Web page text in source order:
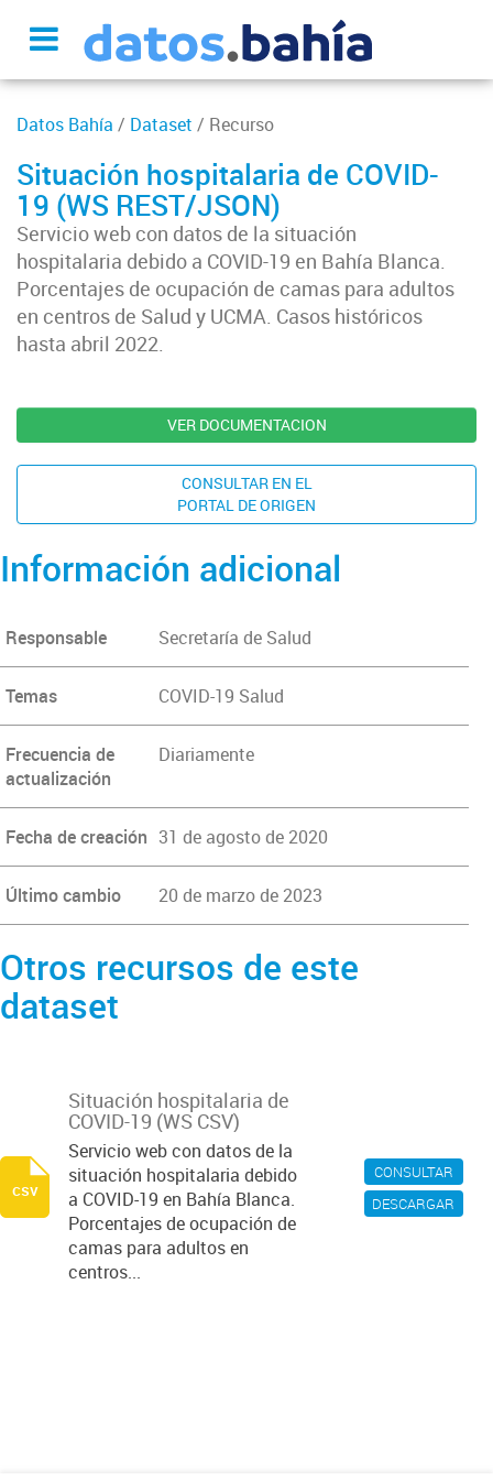
Datos Bahía / Dataset / Recurso
Situación hospitalaria de COVID-
19 (WS REST/JSON)
Servicio web con datos de la situación
hospitalaria debido a COVID-19 en Bahía Blanca.
Porcentajes de ocupación de camas para adultos
en centros de Salud y UCMA. Casos históricos
hasta abril 2022.
VER DOCUMENTACION
CONSULTAR EN EL
PORTAL DE ORIGEN
Información adicional
Responsable Secretaría de Salud
Temas COVID-19 Salud
Frecuencia de
actualización
Diariamente
Fecha de creación 31 de agosto de 2020
Último cambio 20 de marzo de 2023
Otros recursos de este
dataset
CONSULTAR
DESCARGAR
Situación hospitalaria de
COVID-19 (WS CSV)
Servicio web con datos de la
situación hospitalaria debido
a COVID-19 en Bahía Blanca.
Porcentajes de ocupación de
camas para adultos en
centros...
csv